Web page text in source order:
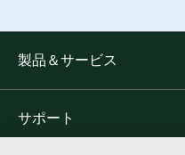
製品＆サービス
サポート